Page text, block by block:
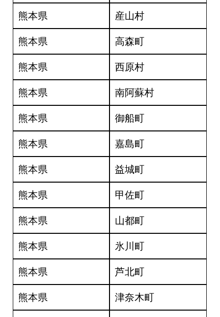
熊本県 産山村
熊本県 高森町
熊本県 西原村
熊本県 南阿蘇村
熊本県 御船町
熊本県 嘉島町
熊本県 益城町
熊本県 甲佐町
熊本県 山都町
熊本県 氷川町
熊本県 芦北町
熊本県 津奈木町